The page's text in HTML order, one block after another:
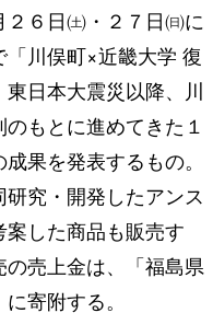
６⽇㈯・２７⽇㈰に
川俣町×近畿⼤学 復
⽇本⼤震災以降、川
もとに進めてきた１
果を発表するもの。
究・開発したアンス
した商品も販売す
売上⾦は、「福島県
寄附する。